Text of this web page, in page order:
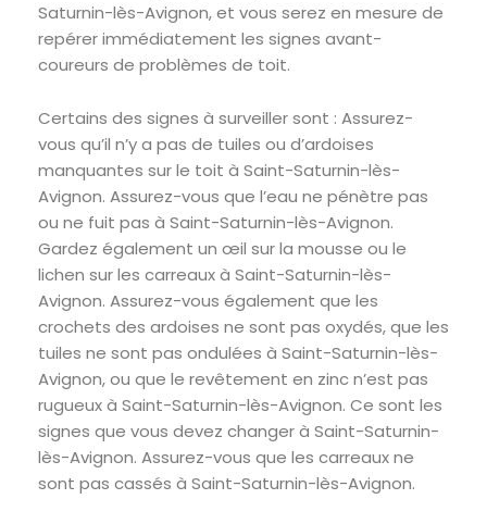
Saturnin-lès-Avignon, et vous serez en mesure de
repérer immédiatement les signes avant-
coureurs de problèmes de toit.
Certains des signes à surveiller sont : Assurez-
vous qu’il n’y a pas de tuiles ou d’ardoises
manquantes sur le toit à Saint-Saturnin-lès-
Avignon. Assurez-vous que l’eau ne pénètre pas
ou ne fuit pas à Saint-Saturnin-lès-Avignon.
Gardez également un œil sur la mousse ou le
lichen sur les carreaux à Saint-Saturnin-lès-
Avignon. Assurez-vous également que les
crochets des ardoises ne sont pas oxydés, que les
tuiles ne sont pas ondulées à Saint-Saturnin-lès-
Avignon, ou que le revêtement en zinc n’est pas
rugueux à Saint-Saturnin-lès-Avignon. Ce sont les
signes que vous devez changer à Saint-Saturnin-
lès-Avignon. Assurez-vous que les carreaux ne
sont pas cassés à Saint-Saturnin-lès-Avignon.